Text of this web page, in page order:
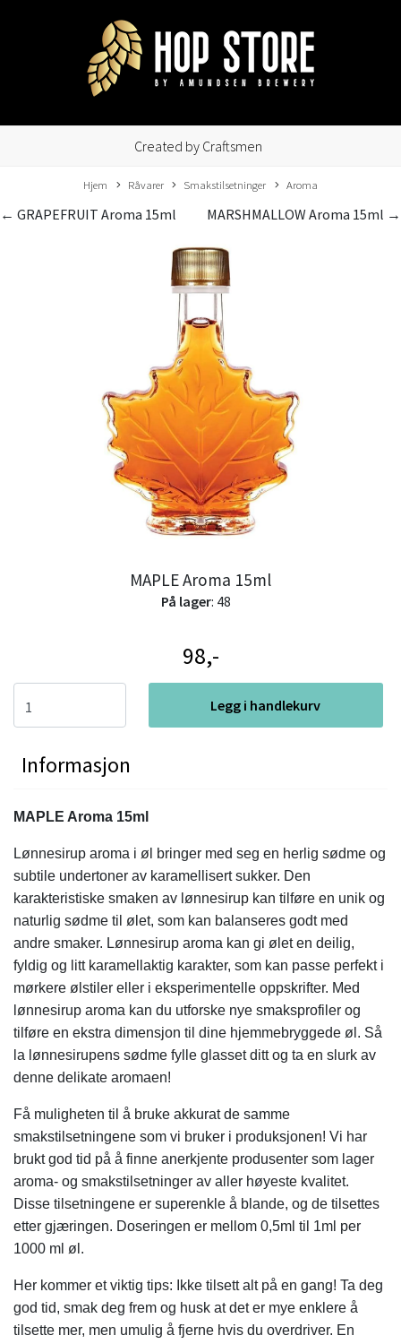
Created by Craftsmen
Hjem Råvarer Smakstilsetninger Aroma
MARSHMALLOW Aroma 15ml →
← GRAPEFRUIT Aroma 15ml
MAPLE Aroma 15ml
På lager: 48
98,-
Legg i handlekurv
Informasjon
MAPLE Aroma 15ml
Lønnesirup aroma i øl bringer med seg en herlig sødme og
subtile undertoner av karamellisert sukker. Den
karakteristiske smaken av lønnesirup kan tilføre en unik og
naturlig sødme til ølet, som kan balanseres godt med
andre smaker. Lønnesirup aroma kan gi ølet en deilig,
fyldig og litt karamellaktig karakter, som kan passe perfekt i
mørkere ølstiler eller i eksperimentelle oppskrifter. Med
lønnesirup aroma kan du utforske nye smaksprofiler og
tilføre en ekstra dimensjon til dine hjemmebryggede øl. Så
la lønnesirupens sødme fylle glasset ditt og ta en slurk av
denne delikate aromaen!
Få muligheten til å bruke akkurat de samme
smakstilsetningene som vi bruker i produksjonen! Vi har
brukt god tid på å finne anerkjente produsenter som lager
aroma- og smakstilsetninger av aller høyeste kvalitet.
Disse tilsetningene er superenkle å blande, og de tilsettes
etter gjæringen. Doseringen er mellom 0,5ml til 1ml per
1000 ml øl.
Her kommer et viktig tips: Ikke tilsett alt på en gang! Ta deg
god tid, smak deg frem og husk at det er mye enklere å
tilsette mer, men umulig å fjerne hvis du overdriver. En